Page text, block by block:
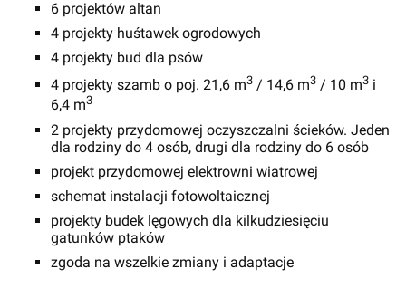
6 projektów altan
4 projekty huśtawek ogrodowych
4 projekty bud dla psów
4 projekty szamb o poj. 21,6 m3 / 14,6 m3 / 10 m3 i
6,4 m3
2 projekty przydomowej oczyszczalni ścieków. Jeden
dla rodziny do 4 osób, drugi dla rodziny do 6 osób
projekt przydomowej elektrowni wiatrowej
schemat instalacji fotowoltaicznej
projekty budek lęgowych dla kilkudziesięciu
gatunków ptaków
zgoda na wszelkie zmiany i adaptacje